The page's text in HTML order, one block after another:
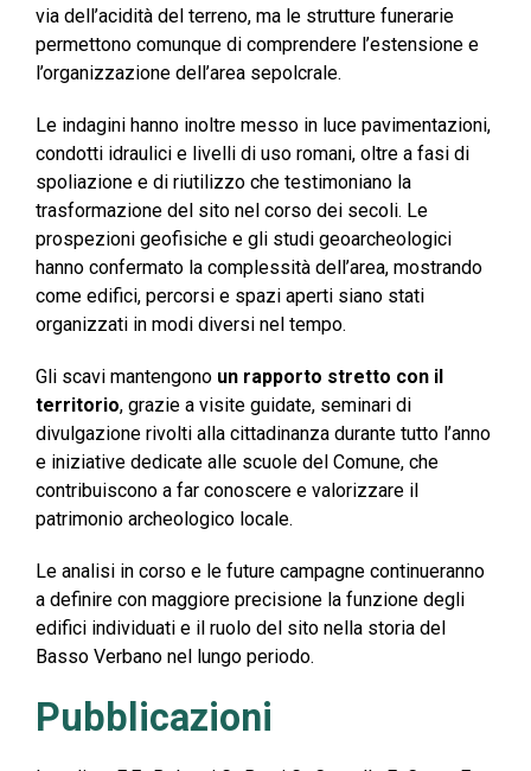
via dell’acidità del terreno, ma le strutture funerarie
permettono comunque di comprendere l’estensione e
l’organizzazione dell’area sepolcrale.
Le indagini hanno inoltre messo in luce pavimentazioni,
condotti idraulici e livelli di uso romani, oltre a fasi di
spoliazione e di riutilizzo che testimoniano la
trasformazione del sito nel corso dei secoli. Le
prospezioni geofisiche e gli studi geoarcheologici
hanno confermato la complessità dell’area, mostrando
come edifici, percorsi e spazi aperti siano stati
organizzati in modi diversi nel tempo.
Gli scavi mantengono un rapporto stretto con il
territorio, grazie a visite guidate, seminari di
divulgazione rivolti alla cittadinanza durante tutto l’anno
e iniziative dedicate alle scuole del Comune, che
contribuiscono a far conoscere e valorizzare il
patrimonio archeologico locale.
Le analisi in corso e le future campagne continueranno
a definire con maggiore precisione la funzione degli
edifici individuati e il ruolo del sito nella storia del
Basso Verbano nel lungo periodo.
Pubblicazioni